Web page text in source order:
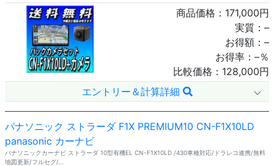
商品価格： 171,000円
実質： –
お得額： –
お得率： –％
比較価格： 128,000円
エントリー＆計算詳細
パナソニック ストラーダ F1X PREMIUM10 CN-F1X10LD
panasonic カーナビ
パナソニックカーナビ ストラーダ 10型有機EL CN-F1X10LD /430車種対応/ドラレコ連携/無料
地図更新/フルセグ/…